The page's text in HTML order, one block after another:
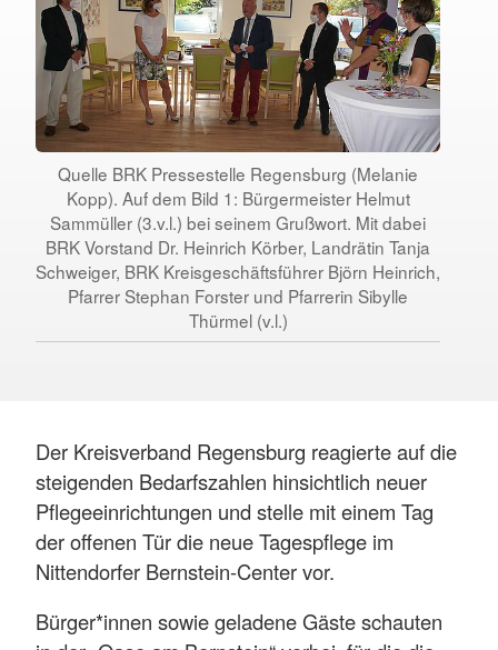
Quelle BRK Pressestelle Regensburg (Melanie
Kopp). Auf dem Bild 1: Bürgermeister Helmut
Sammüller (3.v.l.) bei seinem Grußwort. Mit dabei
BRK Vorstand Dr. Heinrich Körber, Landrätin Tanja
Schweiger, BRK Kreisgeschäftsführer Björn Heinrich,
Pfarrer Stephan Forster und Pfarrerin Sibylle
Thürmel (v.l.)
Der Kreisverband Regensburg reagierte auf die
steigenden Bedarfszahlen hinsichtlich neuer
Pflegeeinrichtungen und stelle mit einem Tag
der offenen Tür die neue Tagespflege im
Nittendorfer Bernstein-Center vor.
Bürger*innen sowie geladene Gäste schauten